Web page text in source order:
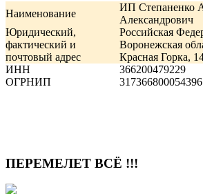
Наименование
ИП Степаненко
Александрович
Юридический,
фактический и
почтовый адрес
Российская
Воронежская
Красная Горка,
ИНН
366200479229
ОГРНИП
317366800054396
ПЕРЕМЕЛЕТ ВСЁ !!!